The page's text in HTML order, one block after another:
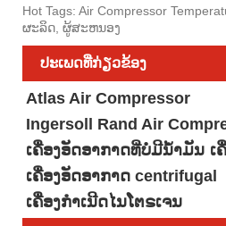
Hot Tags: Air Compressor
ຜະລິດ, ຜູ້ສະຫນອງ
ປະເພດທີ່ກ່ຽວຂ້ອງ
Atlas Air Compressor
Ingersoll Rand Air
ເຄື່ອງອັດອາກາດທີ່ບໍ່ມີນໍ້າມັນ ເ
ເຄື່ອງອັດອາກາດ centrifugal
ເຄື່ອງກໍາເນີດໄນໂຕຣເຈນ